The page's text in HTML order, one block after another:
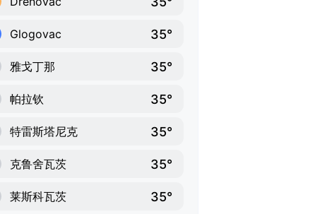
Glogovac 35°
雅戈丁那 35°
帕拉钦 35°
特雷斯塔尼克 35°
克鲁舍瓦茨 35°
莱斯科瓦茨 35°